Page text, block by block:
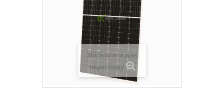
Збільшити для
перегляду